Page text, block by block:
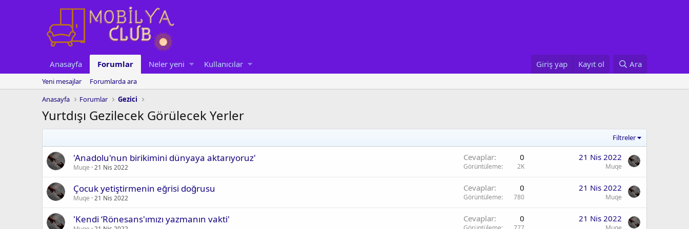
Anasayfa Forumlar Neler yeni Kullanıcılar Giriş yap Kayıt ol Ara
Yeni mesajlar
Forumlarda ara
Anasayfa
Forumlar Gezici
Yurtdışı Gezilecek Görülecek Yerler
Filtreler
'Anadolu'nun birikimini dünyaya aktarıyoruz'
Muqe 21 Nis 2022
Cevaplar 0
Görüntüleme 2K
21 Nis 2022
Muqe
Çocuk yetiştirmenin eğrisi doğrusu
Muqe 21 Nis 2022
Cevaplar 0
Görüntüleme 780
21 Nis 2022
Muqe
'Kendi ‘Rönesans'ımızı yazmanın vakti' Cevaplar 0 21 Nis 2022